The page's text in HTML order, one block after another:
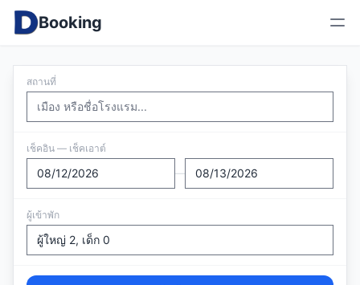
Booking
สถานที่
เช็คอิน — เช็คเอาต์
—
ผู้เข้าพัก